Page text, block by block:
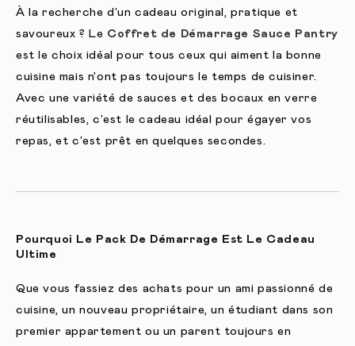
À la recherche d'un cadeau original, pratique et
savoureux ? Le Coffret de Démarrage Sauce Pantry
est le choix idéal pour tous ceux qui aiment la bonne
cuisine mais n'ont pas toujours le temps de cuisiner.
Avec une variété de sauces et des bocaux en verre
réutilisables, c'est le cadeau idéal pour égayer vos
repas, et c'est prêt en quelques secondes.
Pourquoi Le Pack De Démarrage Est Le Cadeau
Ultime
Que vous fassiez des achats pour un ami passionné de
cuisine, un nouveau propriétaire, un étudiant dans son
premier appartement ou un parent toujours en